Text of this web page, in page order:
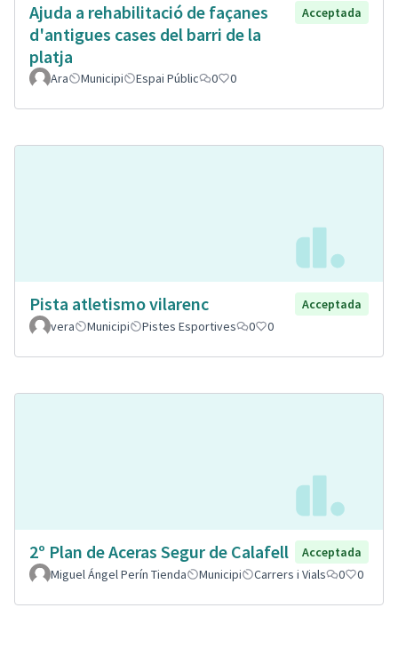
Ajuda a rehabilitació de façanes
d'antigues cases del barri de la
platja
Acceptada
Ara Municipi Espai Públic 0 0
Pista atletismo vilarenc
Acceptada
vera
Municipi Pistes Esportives 0 0
2º Plan de Aceras Segur de Calafell
Acceptada
Miguel Ángel Perín Tienda
Municipi Carrers i Vials 0 0